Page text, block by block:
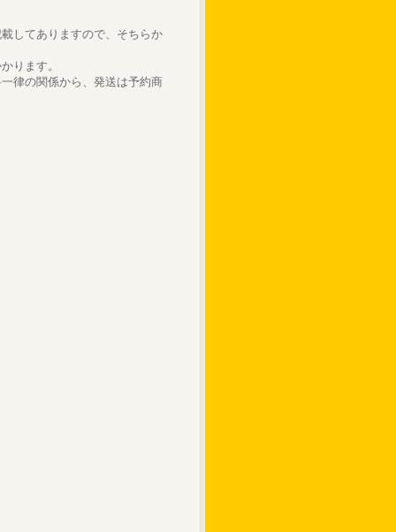
してありますので、そちらか
ります。
律の関係から、発送は予約商